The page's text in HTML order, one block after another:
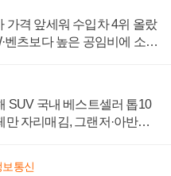
가격 앞세워 수입차 4위 올랐
벤츠보다 높은 공임비에 소비
SUV 국내 베스트셀러 톱10
만 자리매김, 그랜저·아반떼
보통신